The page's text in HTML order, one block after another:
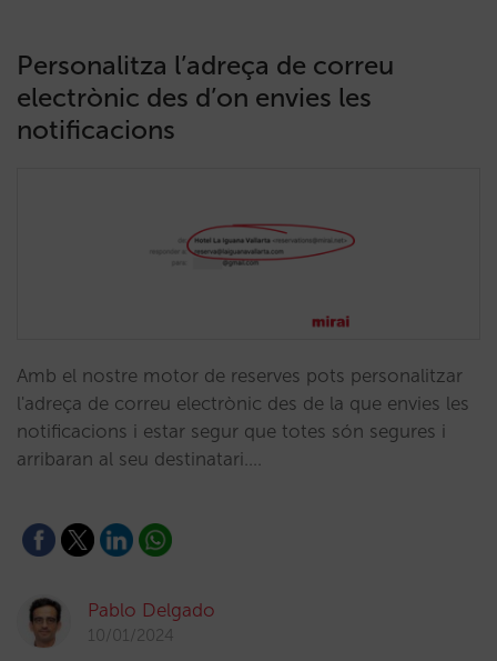
Personalitza l’adreça de correu
electrònic des d’on envies les
notificacions
Amb el nostre motor de reserves pots personalitzar
l'adreça de correu electrònic des de la que envies les
notificacions i estar segur que totes són segures i
arribaran al seu destinatari.…
Pablo Delgado
10/01/2024